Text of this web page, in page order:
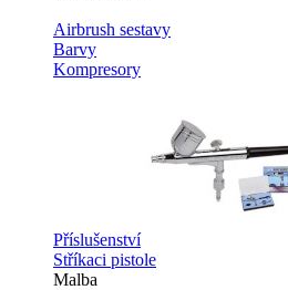
Airbrush sestavy
Barvy
Kompresory
Příslušenství
Stříkaci pistole
Malba